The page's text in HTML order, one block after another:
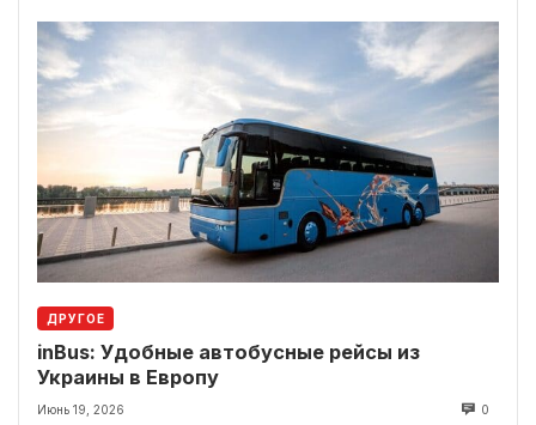
ДРУГОЕ
inBus: Удобные автобусные рейсы из
Украины в Европу
Июнь 19, 2026 0